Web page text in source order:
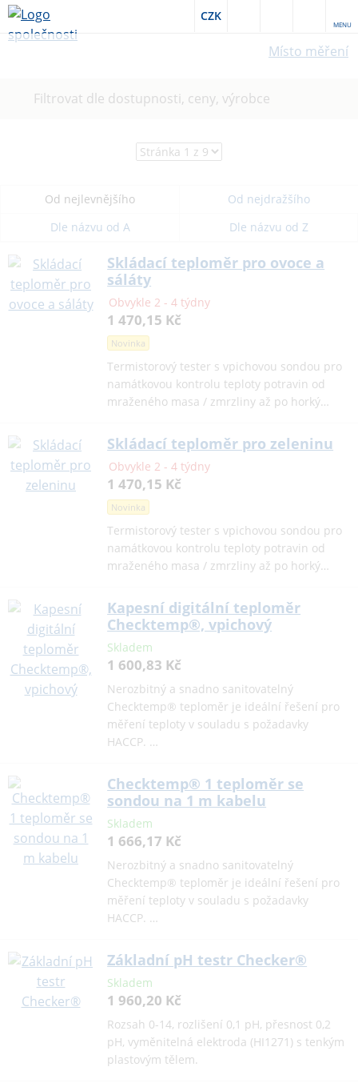
CZK
MENU
Místo měření
Filtrovat dle dostupnosti, ceny, výrobce
Od nejlevnějšího
Od nejdražšího
Dle názvu od A
Dle názvu od Z
Skládací teploměr pro ovoce a
sáláty
Obvykle 2 - 4 týdny
1 470,15 Kč
Novinka
Termistorový tester s vpichovou sondou pro
namátkovou kontrolu teploty potravin od
mraženého masa / zmrzliny až po horký…
Skládací teploměr pro zeleninu
Obvykle 2 - 4 týdny
1 470,15 Kč
Novinka
Termistorový tester s vpichovou sondou pro
namátkovou kontrolu teploty potravin od
mraženého masa / zmrzliny až po horký…
Kapesní digitální teploměr
Checktemp®, vpichový
Skladem
1 600,83 Kč
Nerozbitný a snadno sanitovatelný
Checktemp® teploměr je ideální řešení pro
měření teploty v souladu s požadavky
HACCP. …
Checktemp® 1 teploměr se
sondou na 1 m kabelu
Skladem
1 666,17 Kč
Nerozbitný a snadno sanitovatelný
Checktemp® teploměr je ideální řešení pro
měření teploty v souladu s požadavky
HACCP. …
Základní pH testr Checker®
Skladem
1 960,20 Kč
Rozsah 0-14, rozlišení 0,1 pH, přesnost 0,2
pH, vyměnitelná elektroda (HI1271) s tenkým
plastovým tělem.